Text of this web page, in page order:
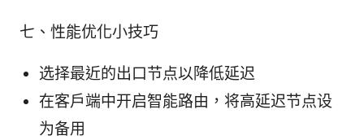
七、性能优化小技巧
选择最近的出口节点以降低延迟
在客户端中开启智能路由，将高延迟节点设
为备用